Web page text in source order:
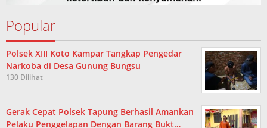
Popular
Polsek XIII Koto Kampar Tangkap Pengedar
Narkoba di Desa Gunung Bungsu
130 Dilihat
Gerak Cepat Polsek Tapung Berhasil Amankan
Pelaku Penggelapan Dengan Barang Bukt…